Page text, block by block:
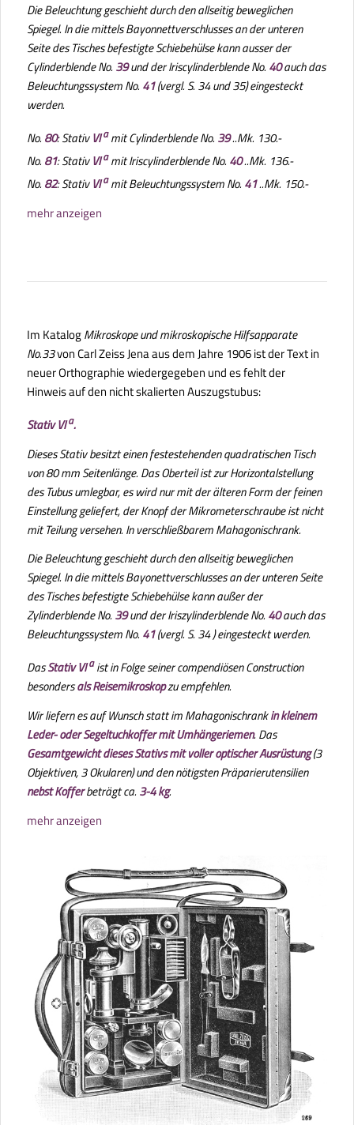
Die Beleuchtung geschieht durch den allseitig beweglichen
Spiegel. In die mittels Bayonnettverschlusses an der unteren
Seite des Tisches befestigte Schiebehülse kann ausser der
Cylinderblende No. 39und der Iriscylinderblende No. 40auch das
Beleuchtungssystem No. 41(vergl. S. 34 und 35) eingesteckt
werden.
No. 80: StativVIamit Cylinderblende No. 39..Mk. 130.-
No. 81: StativVIamit Iriscylinderblende No. 40..Mk. 136.-
No. 82: StativVIamit Beleuchtungssystem No. 41..Mk. 150.-
mehr anzeigen
Im KatalogMikroskope und mikroskopische Hilfsapparate
No.33von Carl Zeiss Jena aus dem Jahre 1906 ist der Text in
neuer Orthographie wiedergegeben und es fehlt der
Hinweis auf den nicht skalierten Auszugstubus:
Stativ VIa.
Dieses Stativ besitzt einen festestehenden quadratischen Tisch
von 80 mm Seitenlänge. Das Oberteil ist zur Horizontalstellung
des Tubus umlegbar, es wird nur mit der älteren Form der feinen
Einstellung geliefert, der Knopf der Mikrometerschraube ist nicht
mit Teilung versehen. In verschließbarem Mahagonischrank.
Die Beleuchtung geschieht durch den allseitig beweglichen
Spiegel. In die mittels Bayonettverschlusses an der unteren Seite
des Tisches befestigte Schiebehülse kann außer der
Zylinderblende No. 39und der Iriszylinderblende No. 40auch das
Beleuchtungssystem No. 41(vergl. S. 34 ) eingesteckt werden.
DasStativ VIaist in Folge seiner compendiösen Construction
besondersals Reisemikroskopzu empfehlen.
Wir liefern es auf Wunsch statt im Mahagonischrankin kleinem
Leder- oder Segeltuchkoffer mit Umhängeriemen. Das
Gesamtgewicht dieses Stativs mit voller optischer Ausrüstung(3
Objektiven, 3 Okularen) und den nötigsten Präparierutensilien
nebst Kofferbeträgt ca. 3-4 kg.
mehr anzeigen